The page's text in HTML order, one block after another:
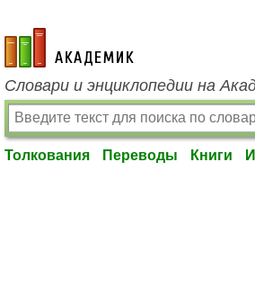
academic.ru
Словари и энциклопедии на
Толкования Переводы Книги